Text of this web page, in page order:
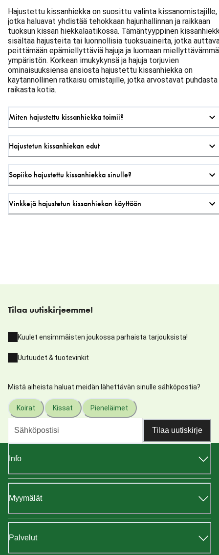
Hajustettu kissanhiekka on suosittu valinta kissanomistajille,
jotka haluavat yhdistää tehokkaan hajunhallinnan ja raikkaan
tuoksun kissan hiekkalaatikossa. Tämäntyyppinen
sisältää hajusteita tai luonnollisia tuoksuaineita, jotka
peittämään epämiellyttäviä hajuja ja luomaan
ympäristön. Korkean imukykynsä ja hajuja torjuvien
ominaisuuksiensa ansiosta hajustettu kissanhiekka on
käytännöllinen ratkaisu omistajille, jotka arvostavat puhdasta
raikasta kotia.
Miten hajustettu kissanhiekka toimii?
Hajustetun kissanhiekan edut
Sopiiko hajustettu kissanhiekka sinulle?
Vinkkejä hajustetun kissanhiekan käyttöön
Tilaa uutiskirjeemme!
Kuulet ensimmäisten joukossa parhaista tarjouksista!
Uutuudet & tuotevinkit
Mistä aiheista haluat meidän lähettävän sinulle sähköpostia?
Koirat Kissat Pieneläimet
Tilaa uutiskirje
Info
Myymälät
Palvelut